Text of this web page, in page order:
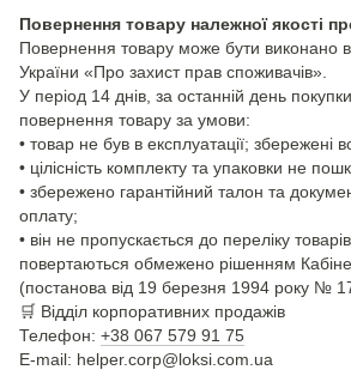
Повернення товару належної якості
Повернення товару може бути виконано
України «Про захист прав споживачів».
У період 14 днів, за останній день
повернення товару за умови:
• товар не був в експлуатації; збережені
• цілісність комплекту та упаковки не
• збережено гарантійний талон та
оплату;
• він не пропускається до переліку
повертаються обмежено рішенням
(постанова від 19 березня 1994 року №
🛒 Відділ корпоративних продажів
Телефон: +38 067 579 91 75
E-mail: helper.corp@loksi.com.ua